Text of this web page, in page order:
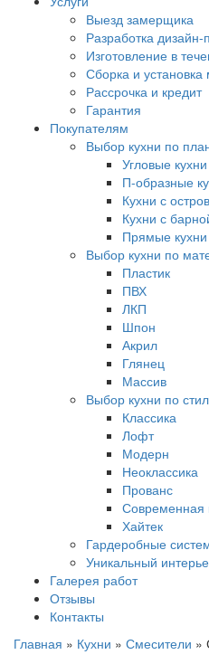
Выезд замерщика
Разработка дизайн-
Изготовление в
Сборка и установка
Рассрочка и кредит
Гарантия
Покупателям
Выбор кухни по
Угловые кухни
П-образные
Кухни с
Кухни с
Прямые кухни
Выбор кухни по
Пластик
ПВХ
ЛКП
Шпон
Акрил
Глянец
Массив
Выбор кухни по
Классика
Лофт
Модерн
Неоклассика
Прованс
Современная
Хайтек
Гардеробные
Уникальный
Галерея работ
Отзывы
Контакты
Главная » Кухни » Смесители »